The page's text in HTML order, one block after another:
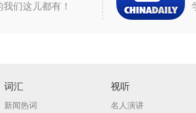
们这儿都有！
词汇
新闻热词
视听
名人演讲